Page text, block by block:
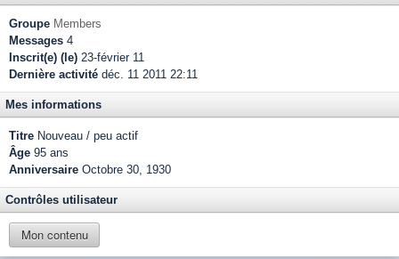
Groupe Members
Messages 4
Inscrit(e) (le) 23-février 11
Dernière activité déc. 11 2011 22:11
Mes informations
Titre Nouveau / peu actif
Âge 95 ans
Anniversaire Octobre 30, 1930
Contrôles utilisateur
Mon contenu